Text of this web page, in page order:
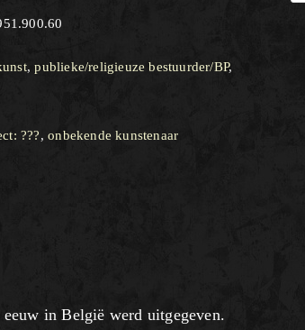
,publieke/religieuze bestuurder/BP,
???,onbekende kunstenaar
eeuw in België werd uitgegeven.